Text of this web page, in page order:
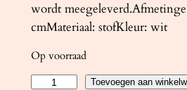
wordt
cmMateriaal: stofKleur: wit
Op voorraad
Toevoegen aan